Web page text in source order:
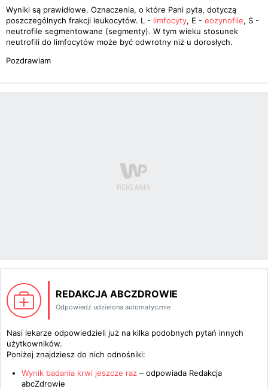
Wyniki są prawidłowe. Oznaczenia, o które Pani pyta, dotyczą
poszczególnych frakcji leukocytów. L - limfocyty, E - eozynofile, S -
neutrofile segmentowane (segmenty). W tym wieku stosunek
neutrofili do limfocytów może być odwrotny niż u dorosłych.
Pozdrawiam
REDAKCJA ABCZDROWIE
Odpowiedź udzielona automatycznie
Nasi lekarze odpowiedzieli już na kilka podobnych pytań innych
użytkowników.
Poniżej znajdziesz do nich odnośniki:
Wynik badania krwi jeszcze raz – odpowiada Redakcja
abcZdrowie